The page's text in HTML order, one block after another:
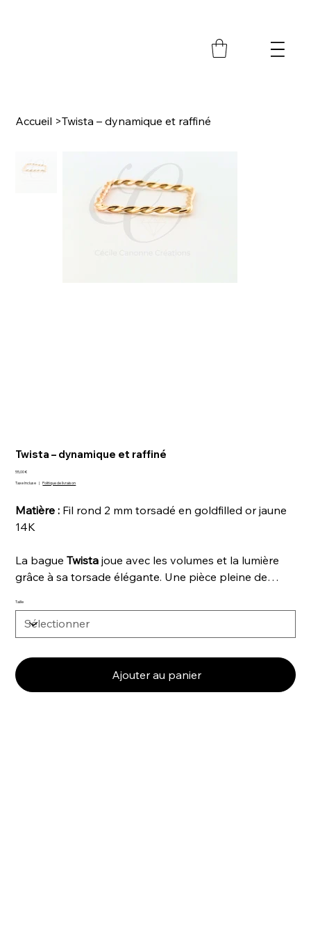
Accueil >Twista – dynamique et raffiné
Twista – dynamique et raffiné
Prix
55,00 €
Taxe Incluse | Politique de livraison
Matière : Fil rond 2 mm torsadé en goldfilled or jaune
14K
La bagueTwista joue avec les volumes et la lumière
grâce à sa torsade élégante. Une pièce pleine de
délicate.
Taille
Ajouter au panier